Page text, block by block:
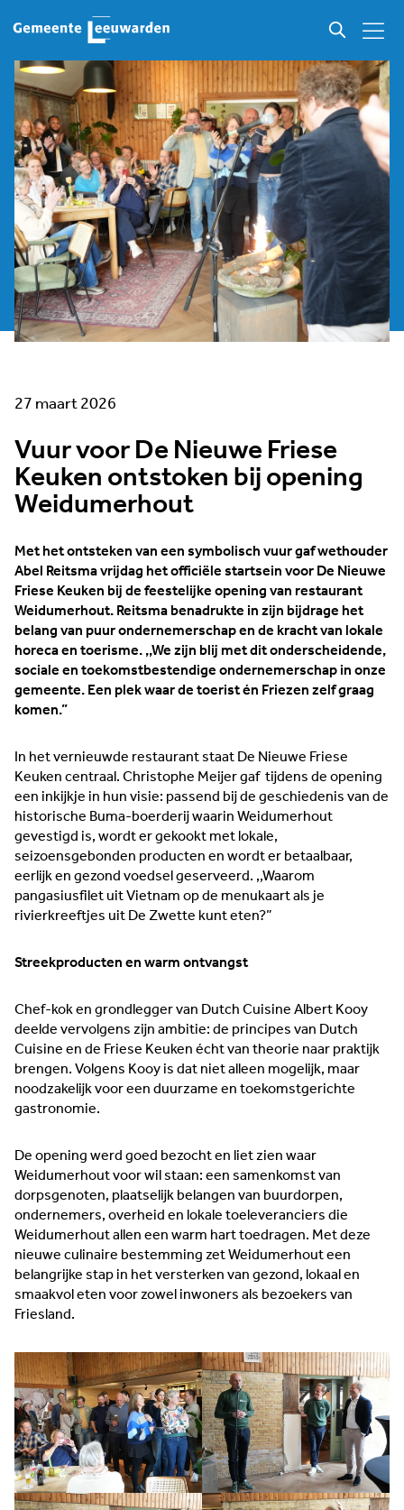
27 maart 2026
Vuur voor De Nieuwe Friese
Keuken ontstoken bij opening
Weidumerhout
Met het ontsteken van een symbolisch vuur gaf wethouder
Abel Reitsma vrijdag het officiële startsein voor De Nieuwe
Friese Keuken bij de feestelijke opening van restaurant
Weidumerhout. Reitsma benadrukte in zijn bijdrage het
belang van puur ondernemerschap en de kracht van lokale
horeca en toerisme. ,,We zijn blij met dit onderscheidende,
sociale en toekomstbestendige ondernemerschap in onze
gemeente. Een plek waar de toerist én Friezen zelf graag
komen.”
In het vernieuwde restaurant staat De Nieuwe Friese
Keuken centraal. Christophe Meijer gaf tijdens de opening
een inkijkje in hun visie: passend bij de geschiedenis van de
historische Buma-boerderij waarin Weidumerhout
gevestigd is, wordt er gekookt met lokale,
seizoensgebonden producten en wordt er betaalbaar,
eerlijk en gezond voedsel geserveerd. ,,Waarom
pangasiusfilet uit Vietnam op de menukaart als je
rivierkreeftjes uit De Zwette kunt eten?”
Streekproducten en warm ontvangst
Chef-kok en grondlegger van Dutch Cuisine Albert Kooy
deelde vervolgens zijn ambitie: de principes van Dutch
Cuisine en de Friese Keuken écht van theorie naar praktijk
brengen. Volgens Kooy is dat niet alleen mogelijk, maar
noodzakelijk voor een duurzame en toekomstgerichte
gastronomie.
De opening werd goed bezocht en liet zien waar
Weidumerhout voor wil staan: een samenkomst van
dorpsgenoten, plaatselijk belangen van buurdorpen,
ondernemers, overheid en lokale toeleveranciers die
Weidumerhout allen een warm hart toedragen. Met deze
nieuwe culinaire bestemming zet Weidumerhout een
belangrijke stap in het versterken van gezond, lokaal en
smaakvol eten voor zowel inwoners als bezoekers van
Friesland.